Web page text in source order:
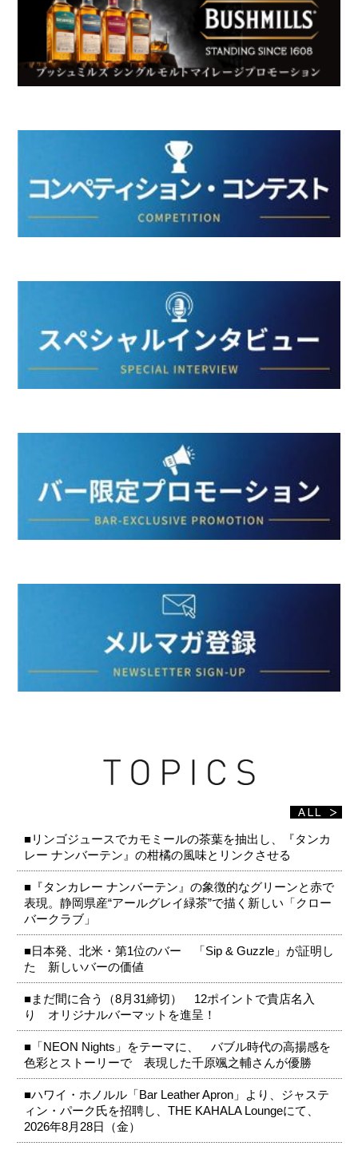
■リンゴジュースでカモミールの茶葉を抽出し、『タンカ
レー ナンバーテン』の柑橘の風味とリンクさせる
■『タンカレー ナンバーテン』の象徴的なグリーンと赤で
表現。静岡県産“アールグレイ緑茶”で描く新しい「クロー
バークラブ」
■日本発、北米・第1位のバー 「Sip & Guzzle」が証明し
た 新しいバーの価値
■まだ間に合う（8月31締切） 12ポイントで貴店名入
り オリジナルバーマットを進呈！
■「NEON Nights」をテーマに、 バブル時代の高揚感を
色彩とストーリーで 表現した千原颯之輔さんが優勝
■ハワイ・ホノルル「Bar Leather Apron」より、ジャステ
ィン・パーク氏を招聘し、THE KAHALA Loungeにて、
2026年8月28日（金）